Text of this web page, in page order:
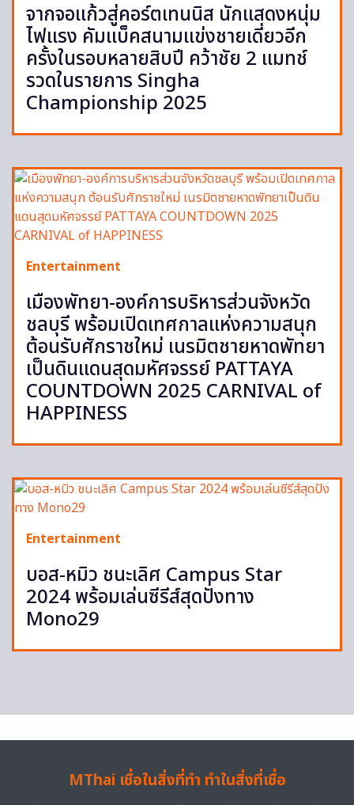
จากจอแก้วสู่คอร์ตเทนนิส นักแสดงหนุ่ม
ไฟแรง คัมแบ็คสนามแข่งชายเดี่ยวอีก
ครั้งในรอบหลายสิบปี คว้าชัย 2 แมทช์
รวดในรายการ Singha
Championship 2025
Entertainment
เมืองพัทยา-องค์การบริหารส่วนจังหวัด
ชลบุรี พร้อมเปิดเทศกาลแห่งความสนุก
ต้อนรับศักราชใหม่ เนรมิตชายหาดพัทยา
เป็นดินแดนสุดมหัศจรรย์ PATTAYA
COUNTDOWN 2025 CARNIVAL of
HAPPINESS
Entertainment
บอส-หมิว ชนะเลิศ Campus Star
2024 พร้อมเล่นซีรีส์สุดปังทาง
Mono29
MThai เชื่อในสิ่งที่ทำ ทำในสิ่งที่เชื่อ